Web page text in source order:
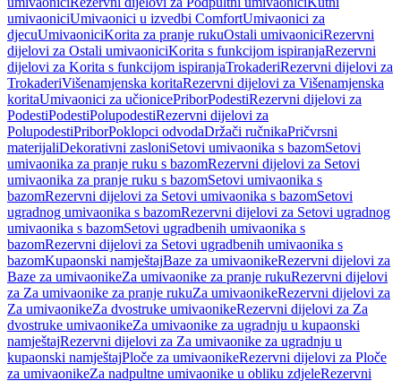
umivaoniciUmivaonici u izvedbi ComfortUmivaonici za
djecuUmivaoniciKorita za pranje rukuOstali umivaoniciRezervni
dijelovi za Ostali umivaoniciKorita s funkcijom ispiranjaRezervni
dijelovi za Korita s funkcijom ispiranjaTrokaderiRezervni dijelovi za
TrokaderiVišenamjenska koritaRezervni dijelovi za Višenamjenska
koritaUmivaonici za učionicePriborPodestiRezervni dijelovi za
PodestiPodestiPolupodestiRezervni dijelovi za
PolupodestiPriborPoklopci odvodaDržači ručnikaPričvrsni
materijaliDekorativni zasloniSetovi umivaonika s bazomSetovi
umivaonika za pranje ruku s bazomRezervni dijelovi za Setovi
umivaonika za pranje ruku s bazomSetovi umivaonika s
bazomRezervni dijelovi za Setovi umivaonika s bazomSetovi
ugradnog umivaonika s bazomRezervni dijelovi za Setovi ugradnog
umivaonika s bazomSetovi ugradbenih umivaonika s
bazomRezervni dijelovi za Setovi ugradbenih umivaonika s
bazomKupaonski namještajBaze za umivaonikeRezervni dijelovi za
Baze za umivaonikeZa umivaonike za pranje rukuRezervni dijelovi
za Za umivaonike za pranje rukuZa umivaonikeRezervni dijelovi za
Za umivaonikeZa dvostruke umivaonikeRezervni dijelovi za Za
dvostruke umivaonikeZa umivaonike za ugradnju u kupaonski
namještajRezervni dijelovi za Za umivaonike za ugradnju u
kupaonski namještajPloče za umivaonikeRezervni dijelovi za Ploče
za umivaonikeZa nadpultne umivaonike u obliku zdjeleRezervni